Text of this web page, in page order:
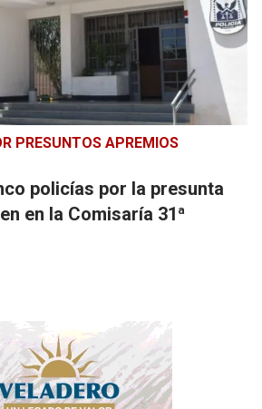
PRESUNTOS APREMIOS
policías por la presunta
en la Comisaría 31ª